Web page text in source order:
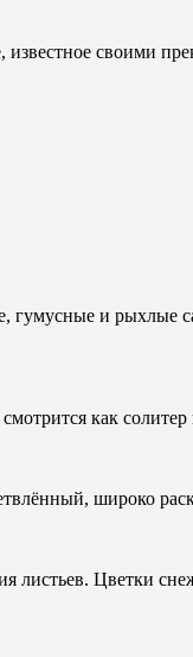
известное своими
и рыхлые
как
широко
листьев. Цветки